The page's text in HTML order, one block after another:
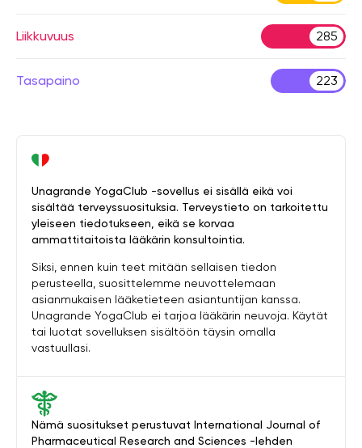
Liikkuvuus 285
Tasapaino 223
Nämä suositukset perustuvat International Journal of
Pharmaceutical Research and Sciences -lehden
Unagrande YogaClub -sovellus ei sisällä eikä voi
sisältää terveyssuosituksia. Terveystieto on tarkoitettu
yleiseen tiedotukseen, eikä se korvaa
ammattitaitoista lääkärin konsultointia.
Siksi, ennen kuin teet mitään sellaisen tiedon
perusteella, suosittelemme neuvottelemaan
asianmukaisen lääketieteen asiantuntijan kanssa.
Unagrande YogaClub ei tarjoa lääkärin neuvoja. Käytät
tai luotat sovelluksen sisältöön täysin omalla
vastuullasi.